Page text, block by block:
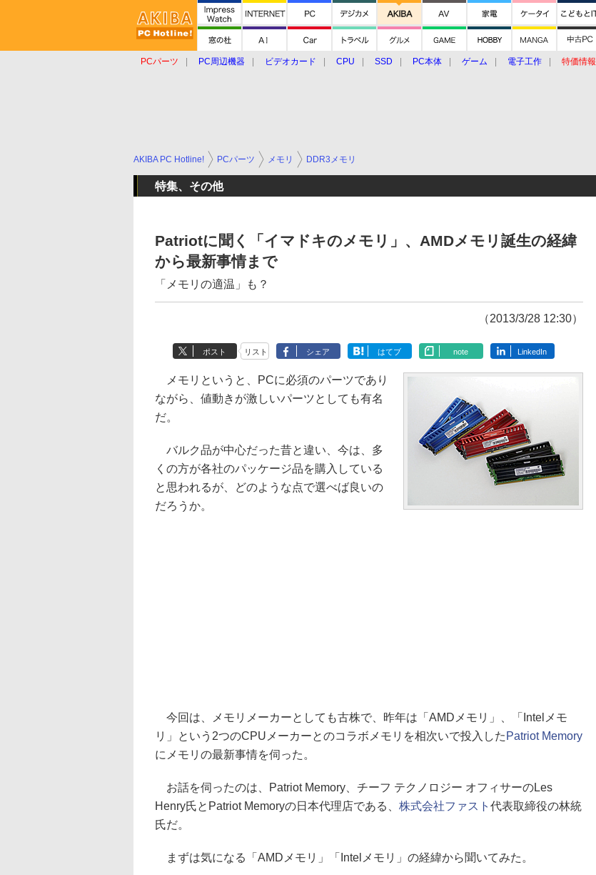
PCパーツ PC周辺機器 ビデオカード CPU SSD PC本体 ゲーム 電子工作 特価情報
AKIBA PC Hotline! PCパーツ メモリ DDR3メモリ
特集、その他
Patriotに聞く「イマドキのメモリ」、AMDメモリ誕生の経緯
から最新事情まで
「メモリの適温」も？
（2013/3/28 12:30）
ポスト リスト シェア はてブ note LinkedIn
メモリというと、PCに必須のパーツであり
ながら、値動きが激しいパーツとしても有名
だ。
バルク品が中心だった昔と違い、今は、多
くの方が各社のパッケージ品を購入している
と思われるが、どのような点で選べば良いの
だろうか。
今回は、メモリメーカーとしても古株で、昨年は「AMDメモリ」、「Intelメモ
リ」という2つのCPUメーカーとのコラボメモリを相次いで投入した Patriot Memory
にメモリの最新事情を伺った。
お話を伺ったのは、Patriot Memory、チーフ テクノロジー オフィサーのLes
Henry氏とPatriot Memoryの日本代理店である、 株式会社ファスト 代表取締役の林統
氏だ。
まずは気になる「AMDメモリ」「Intelメモリ」の経緯から聞いてみた。